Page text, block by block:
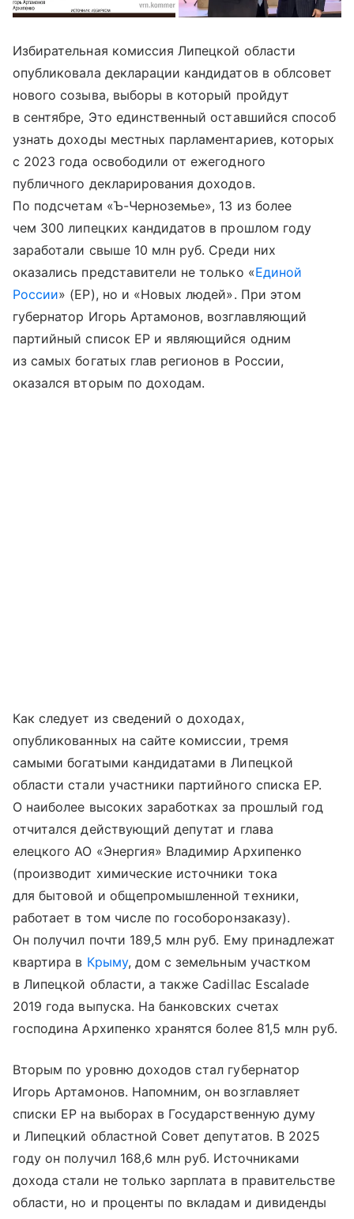
Избирательная комиссия Липецкой области
опубликовала декларации кандидатов в облсовет
нового созыва, выборы в который пройдут
в сентябре, Это единственный оставшийся способ
узнать доходы местных парламентариев, которых
с 2023 года освободили от ежегодного
публичного декларирования доходов.
По подсчетам «Ъ-Черноземье», 13 из более
чем 300 липецких кандидатов в прошлом году
заработали свыше 10 млн руб. Среди них
оказались представители не только «Единой
России» (ЕР), но и «Новых людей». При этом
губернатор Игорь Артамонов, возглавляющий
партийный список ЕР и являющийся одним
из самых богатых глав регионов в России,
оказался вторым по доходам.
Как следует из сведений о доходах,
опубликованных на сайте комиссии, тремя
самыми богатыми кандидатами в Липецкой
области стали участники партийного списка ЕР.
О наиболее высоких заработках за прошлый год
отчитался действующий депутат и глава
елецкого АО «Энергия» Владимир Архипенко
(производит химические источники тока
для бытовой и общепромышленной техники,
работает в том числе по гособоронзаказу).
Он получил почти 189,5 млн руб. Ему принадлежат
квартира в Крыму, дом с земельным участком
в Липецкой области, а также Cadillac Escalade
2019 года выпуска. На банковских счетах
господина Архипенко хранятся более 81,5 млн руб.
Вторым по уровню доходов стал губернатор
Игорь Артамонов. Напомним, он возглавляет
списки ЕР на выборах в Государственную думу
и Липецкий областной Совет депутатов. В 2025
году он получил 168,6 млн руб. Источниками
дохода стали не только зарплата в правительстве
области, но и проценты по вкладам и дивиденды